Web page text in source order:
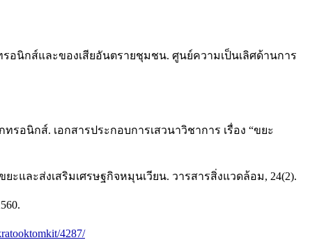
นิกส์และของเสียอันตรายชุมชน. ศูนย์ความเป็นเลิศด้านการ
อนิกส์. เอกสารประกอบการเสวนาวิชาการ เรื่อง “ขยะ
ะและส่งเสริมเศรษฐกิจหมุนเวียน. วารสารสิ่งแวดล้อม, 24(2).
4287/